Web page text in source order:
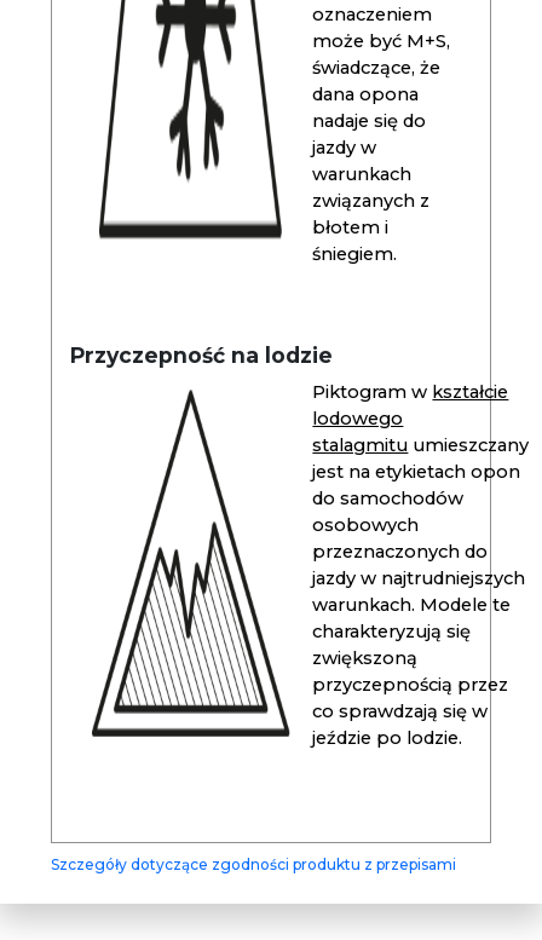
oznaczeniem
może być M+S,
świadczące, że
dana opona
nadaje się do
jazdy w
warunkach
związanych z
błotem i
śniegiem.
Przyczepność na lodzie
Piktogram w kształcie
lodowego
stalagmitu umieszczany
jest na etykietach opon
do samochodów
osobowych
przeznaczonych do
jazdy w najtrudniejszych
warunkach. Modele te
charakteryzują się
zwiększoną
przyczepnością przez
co sprawdzają się w
jeździe po lodzie.
Szczegóły dotyczące zgodności produktu z przepisami